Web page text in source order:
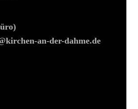
an-der-dahme.de